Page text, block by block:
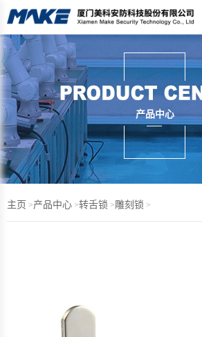
产品中心
主页 >产品中心 >转舌锁 > 雕刻锁 >